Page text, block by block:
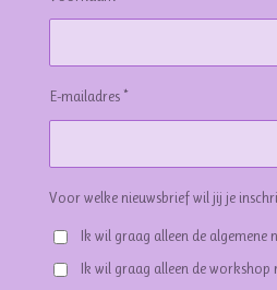
E-mailadres *
Voor welke nieuwsbrief wil jij je
Ik wil graag alleen de algemene
Ik wil graag alleen de